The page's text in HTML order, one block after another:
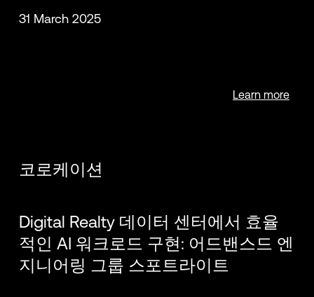
31 March 2025
Learn more
코로케이션
Digital Realty 데이터 센터에서 효율
적인 AI 워크로드 구현: 어드밴스드 엔
지니어링 그룹 스포트라이트